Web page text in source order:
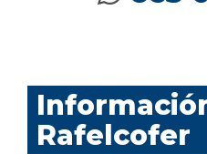
Rafelcofer